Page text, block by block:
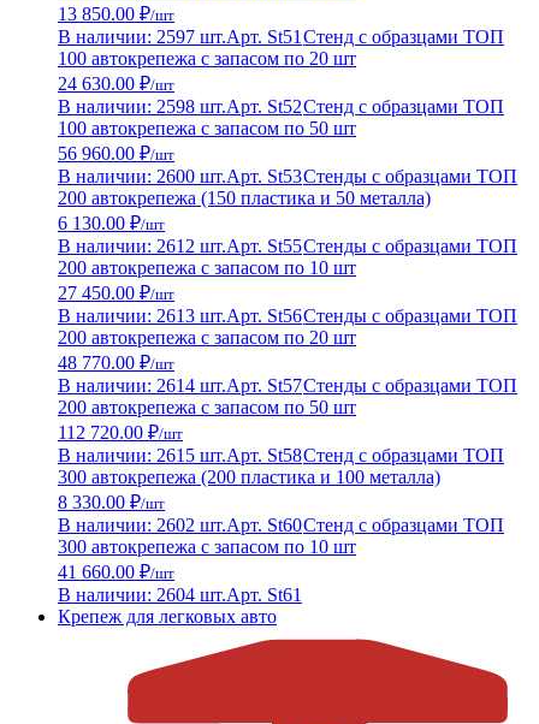
13 850.00 ₽/шт
В наличии: 2597 шт.Арт. St51 Стенд с образцами ТОП
100 автокрепежа с запасом по 20 шт
24 630.00 ₽/шт
В наличии: 2598 шт.Арт. St52Стенд с образцами ТОП
100 автокрепежа с запасом по 50 шт
56 960.00 ₽/шт
В наличии: 2600 шт.Арт. St53Стенды с образцами ТОП
200 автокрепежа (150 пластика и 50 металла)
6 130.00 ₽/шт
В наличии: 2612 шт.Арт. St55Стенды с образцами ТОП
200 автокрепежа с запасом по 10 шт
27 450.00 ₽/шт
В наличии: 2613 шт.Арт. St56Стенды с образцами ТОП
200 автокрепежа с запасом по 20 шт
48 770.00 ₽/шт
В наличии: 2614 шт.Арт. St57Стенды с образцами ТОП
200 автокрепежа с запасом по 50 шт
112 720.00 ₽/шт
В наличии: 2615 шт.Арт. St58Стенд с образцами ТОП
300 автокрепежа (200 пластика и 100 металла)
8 330.00 ₽/шт
В наличии: 2602 шт.Арт. St60Стенд с образцами ТОП
300 автокрепежа с запасом по 10 шт
41 660.00 ₽/шт
В наличии: 2604 шт.Арт. St61
Крепеж для легковых авто